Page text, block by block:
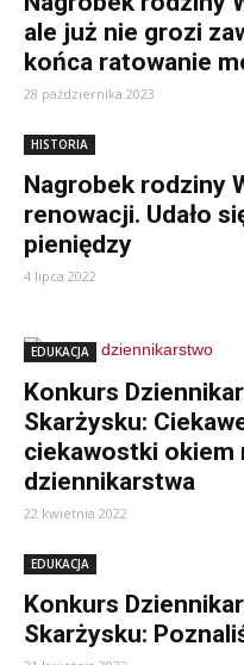
ale już nie grozi
końca ratowanie
28 października 2023
HISTORIA
Nagrobek rodziny
renowacji. Udało
pieniędzy
4 lipca 2022
EDUKACJA
Konkurs
Skarżysku:
ciekawostki okiem
dziennikarstwa
22 kwietnia 2022
EDUKACJA
Konkurs
Skarżysku: